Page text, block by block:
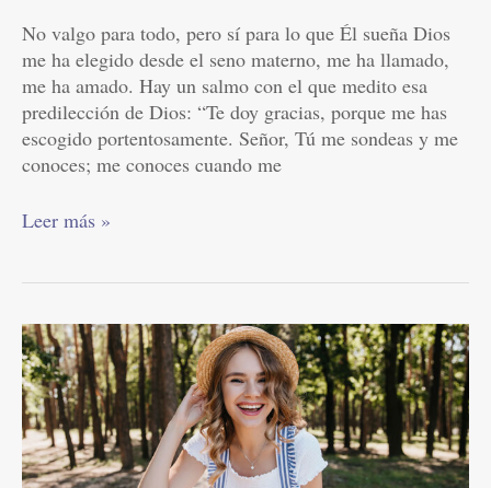
No valgo para todo, pero sí para lo que Él sueña Dios
me ha elegido desde el seno materno, me ha llamado,
me ha amado. Hay un salmo con el que medito esa
predilección de Dios: “Te doy gracias, porque me has
escogido portentosamente. Señor, Tú me sondeas y me
conoces; me conoces cuando me
Leer más »
Amar
al
próximo